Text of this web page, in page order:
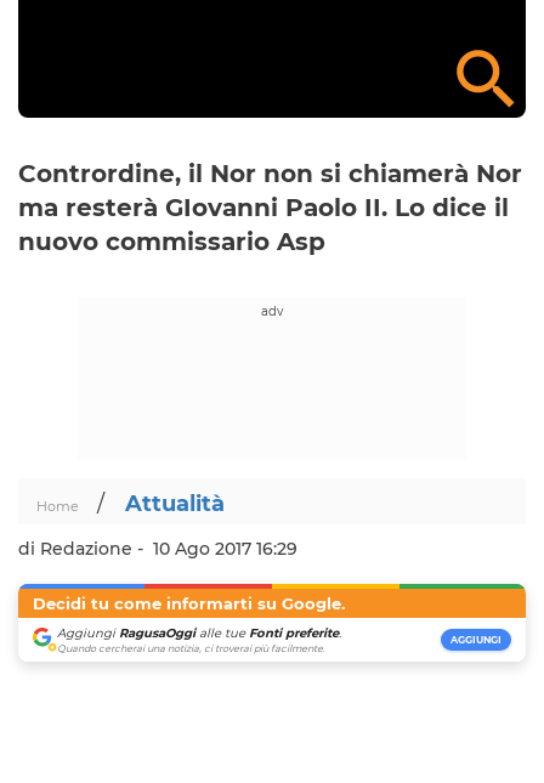
Contrordine, il Nor non si chiamerà Nor
ma resterà GIovanni Paolo II. Lo dice il
nuovo commissario Asp
Home / Attualità
di Redazione - 10 Ago 2017 16:29
Decidi tu come informarti su Google.
Aggiungi RagusaOggialle tue Fonti preferite.
Quando cercherai una notizia, ci troverai più facilmente.
AGGIUNGI